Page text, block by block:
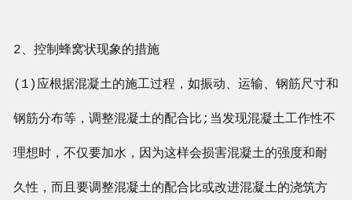
2、控制蜂窝状现象的措施
(1)应根据混凝土的施工过程，如振动、运输、钢筋尺寸和
钢筋分布等，调整混凝土的配合比;当发现混凝土工作性不
理想时，不仅要加水，因为这样会损害混凝土的强度和耐
久性，而且要调整混凝土的配合比或改进混凝土的浇筑方